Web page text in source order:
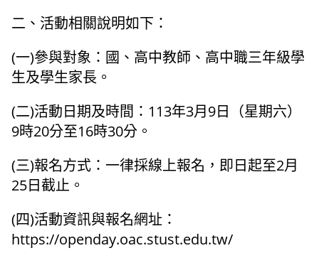
二、活動相關說明如下：
(一)參與對象：國、高中教師、高中職三年級學
生及學生家長。
(二)活動日期及時間：113年3月9日（星期六）
9時20分至16時30分。
(三)報名方式：一律採線上報名，即日起至2月
25日截止。
(四)活動資訊與報名網址：
https://openday.oac.stust.edu.tw/